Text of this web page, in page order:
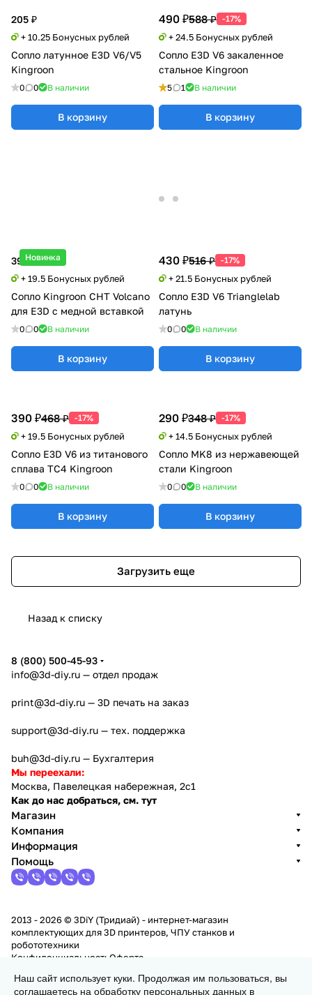
205 ₽
+ 10.25 Бонусных рублей
Сопло латунное E3D V6/V5
Kingroon
0 0 В наличии
В корзину
490 ₽588 ₽ -17%
+ 24.5 Бонусных рублей
Сопло E3D V6 закаленное
стальное Kingroon
5 1 В наличии
В корзину
Новинка
390 ₽
+ 19.5 Бонусных рублей
Сопло Kingroon CHT Volcano
для E3D с медной вставкой
0 0 В наличии
В корзину
430 ₽516 ₽ -17%
+ 21.5 Бонусных рублей
Сопло E3D V6 Trianglelab
латунь
0 0 В наличии
В корзину
390 ₽468 ₽ -17%
+ 19.5 Бонусных рублей
Сопло E3D V6 из титанового
сплава TC4 Kingroon
0 0 В наличии
В корзину
290 ₽348 ₽ -17%
+ 14.5 Бонусных рублей
Сопло MK8 из нержавеющей
стали Kingroon
0 0 В наличии
В корзину
Загрузить еще
Назад к списку
8 (800) 500-45-93
info@3d-diy.ru — отдел продаж
print@3d-diy.ru — 3D печать на заказ
support@3d-diy.ru — тех. поддержка
buh@3d-diy.ru — Бухгалтерия
Мы переехали:
Москва, Павелецкая набережная, 2с1
Как до нас добраться, см. тут
Магазин
Компания
Информация
Помощь
2013 - 2026 © 3DiY (Тридиай) - интернет-магазин
комплектующих для 3D принтеров, ЧПУ станков и
робототехники
Конфиденциальность Оферта
Наш сайт использует куки. Продолжая им пользоваться, вы
соглашаетесь на обработку персональных данных в